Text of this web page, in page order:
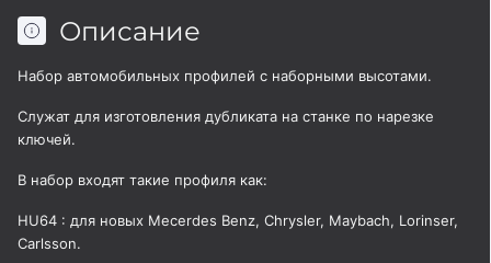
Описание
Набор автомобильных профилей с наборными высотами.
Служат для изготовления дубликата на станке по нарезке
ключей.
В набор входят такие профиля как:
HU64 : для новых Mecerdes Benz, Chrysler, Maybach, Lorinser,
Carlsson.